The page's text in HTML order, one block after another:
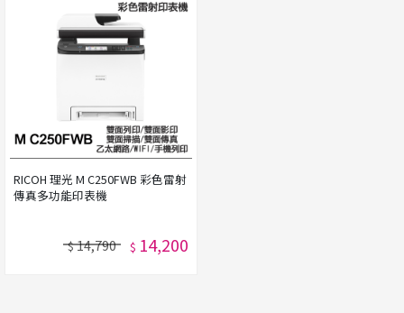
RICOH 理光 M C250FWB 彩色雷射
傳真多功能印表機
$14,790 $ 14,200